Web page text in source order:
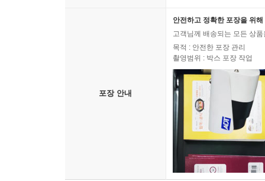
포장 안내
안전하고 정확한 포장을 위
고객님께 배송되는 모든 상
목적 : 안전한 포장 관리
촬영범위 : 박스 포장 작업